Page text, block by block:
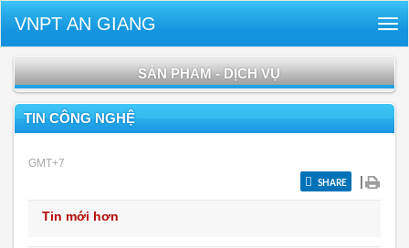
VNPT AN GIANG
SẢN PHẨM - DỊCH VỤ
TIN CÔNG NGHỆ
GMT+7
SHARE |
Tin mới hơn